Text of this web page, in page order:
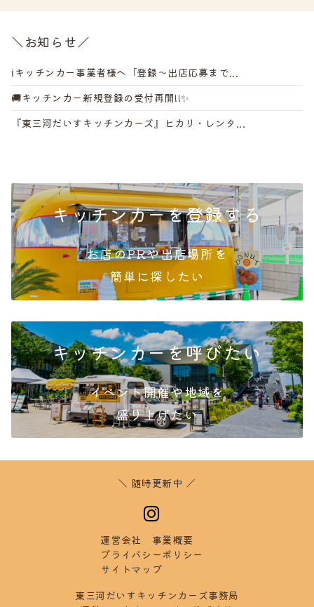
＼お知らせ／
ℹ️キッチンカー事業者様へ「登録～出店応募まで...
🚚キッチンカー新規登録の受付再開!!✨
『東三河だいすキッチンカーズ』ヒカリ・レンタ...
キッチンカーを登録する
お店のPRや出店場所を
簡単 に探したい
キッチンカーを呼びたい
イベント開催や地域を
盛り上げたい
＼ 随時更新中 ／
運営会社
事業概要
プラ イバシーポリシー
サイ トマップ
東三河だいすキッチンカーズ事務局